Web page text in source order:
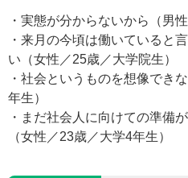
・実態が分からないから（男
・来月の今頃は働いていると
い（女性／25歳／大学院生）
・社会というものを想像でき
年生）
・まだ社会人に向けての準備
（女性／23歳／大学4年生）